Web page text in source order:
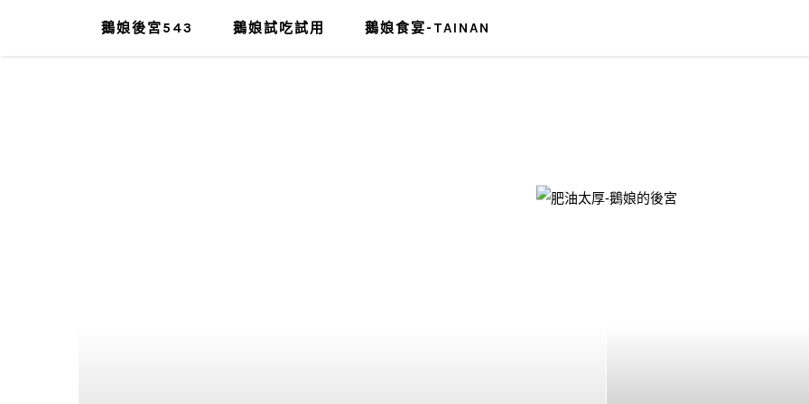
鵝娘後宮543 鵝娘試吃試用 鵝娘食宴-TAINAN
肥油太厚-鵝娘的後宮